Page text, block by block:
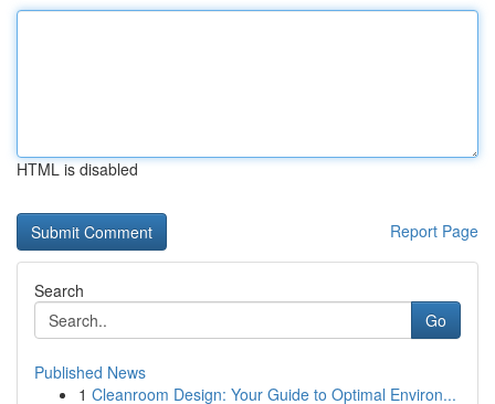
HTML is disabled
Report Page
Search
Go
Published News
1 Cleanroom Design: Your Guide to Optimal Environ...